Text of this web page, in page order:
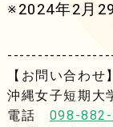
※2024年2月
【お問い合わせ】
沖縄女子短期
電話 098-